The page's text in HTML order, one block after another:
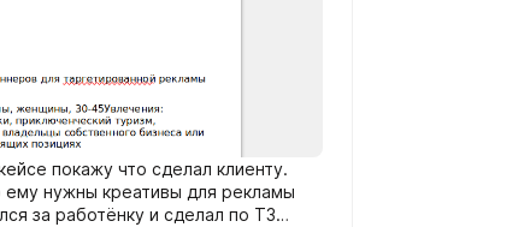
покажу что сделал клиенту.
ему нужны креативы для рекламы
за работёнку и сделал по ТЗ